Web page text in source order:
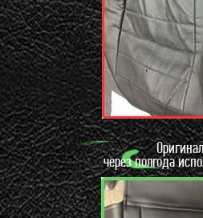
Оригинал
через полгода